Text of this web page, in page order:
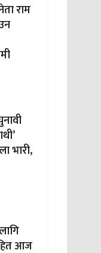
राम
भारी,
आज